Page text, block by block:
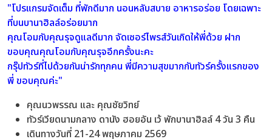
"โปรแกรมจัดเต็ม ที่พักดีมาก นอนหลับสบาย อาหารอร่อย โดยเฉพาะ
ที่บนบานาฮิลล์อร่อยมาก
คุณโอมกับคุณรุจดูแลดีมาก จัดเซอร์ไพรส์วันเกิดให้พี่ด้วย ฝาก
ขอบคุณคุณโอมกับคุณรุจอีกครั้งนะคะ
กรุ๊ปทัวร์ที่ไปด้วยกันน่ารักทุกคน พี่มีความสุขมากกับทัวร์ครั้งแรกของ
พี่ ขอบคุณค่ะ"
คุณนวพรรณ และ คุณชัยวิทย์
ทัวร์เวียดนามกลาง ดานัง ฮอยอัน เว้ พักบานาฮิลล์ 4 วัน 3 คืน
เดินทางวันที่ 21-24 พฤษภาคม 2569